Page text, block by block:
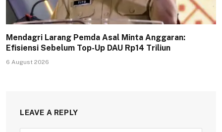
Mendagri Larang Pemda Asal Minta Anggaran:
Efisiensi Sebelum Top-Up DAU Rp14 Triliun
6 August 2026
LEAVE A REPLY